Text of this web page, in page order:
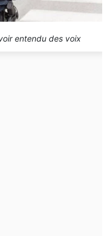
entendu des voix